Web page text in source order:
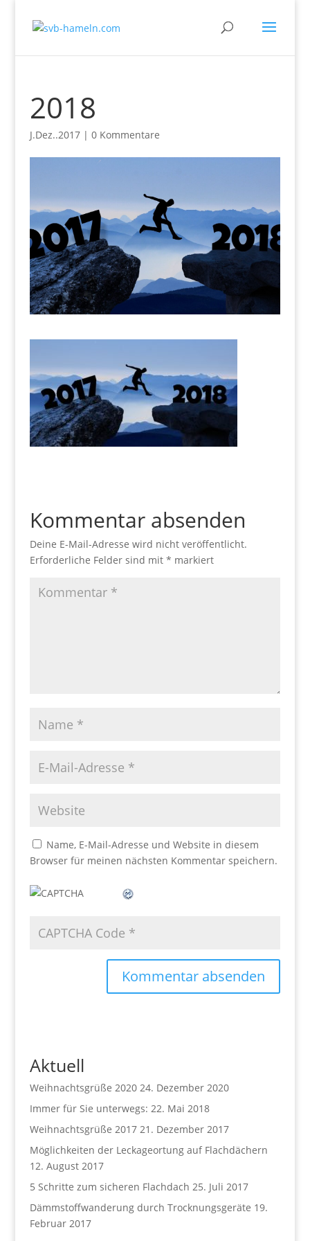
2018
J.Dez..2017| 0 Kommentare
Kommentar absenden
Deine E-Mail-Adresse wird nicht veröffentlicht.
Erforderliche Felder sind mit * markiert
Name, E-Mail-Adresse und Website in diesem
Browser für meinen nächsten Kommentar speichern.
Aktuell
Weihnachtsgrüße 2020 24. Dezember 2020
Immer für Sie unterwegs: 22. Mai 2018
Weihnachtsgrüße 2017 21. Dezember 2017
Möglichkeiten der Leckageortung auf Flachdächern
12. August 2017
5 Schritte zum sicheren Flachdach 25. Juli 2017
Dämmstoffwanderung durch Trocknungsgeräte 19.
Februar 2017